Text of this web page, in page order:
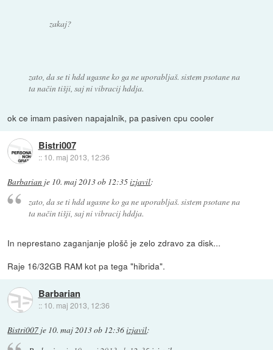
zakaj?
zato, da se ti hdd ugasne ko ga ne uporabljaš. sistem psotane na
ta način tišji, saj ni vibracij hddja.
ok ce imam pasiven napajalnik, pa pasiven cpu cooler
Bistri007
:: 10. maj 2013, 12:36
Barbarian je 10. maj 2013 ob 12:35izjavil:
zato, da se ti hdd ugasne ko ga ne uporabljaš. sistem psotane na
ta način tišji, saj ni vibracij hddja.
In neprestano zaganjanje plošč je zelo zdravo za disk...
Raje 16/32GB RAM kot pa tega "hibrida".
Barbarian
:: 10. maj 2013, 12:36
Bistri007 je 10. maj 2013 ob 12:36izjavil: